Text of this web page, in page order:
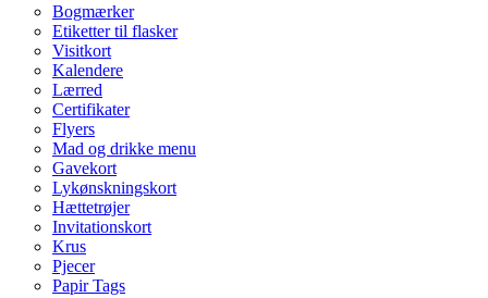
Bogmærker
Etiketter til flasker
Visitkort
Kalendere
Lærred
Certifikater
Flyers
Mad og drikke menu
Gavekort
Lykønskningskort
Hættetrøjer
Invitationskort
Krus
Pjecer
Papir Tags